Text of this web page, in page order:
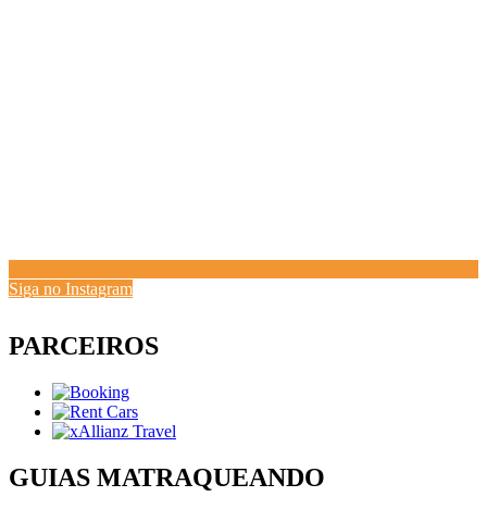
Siga no Instagram
PARCEIROS
GUIAS MATRAQUEANDO